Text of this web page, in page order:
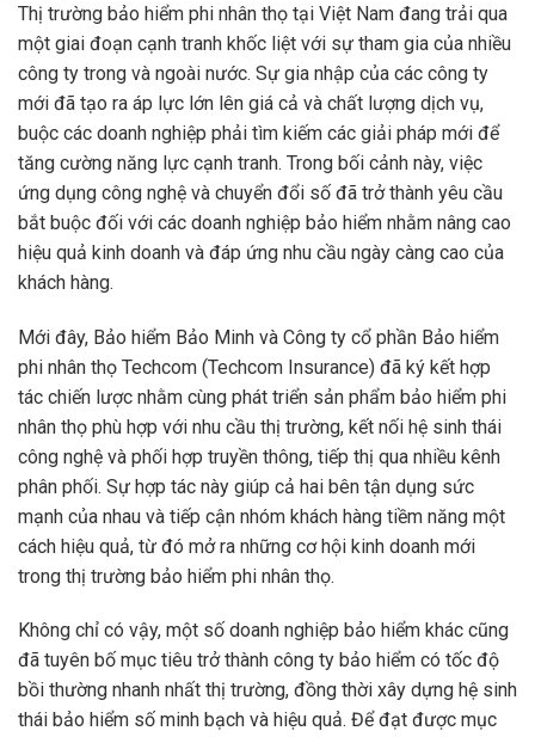
Thị trường bảo hiểm phi nhân thọ tại Việt Nam đang trải qua
một giai đoạn cạnh tranh khốc liệt với sự tham gia của nhiều
công ty trong và ngoài nước. Sự gia nhập của các công ty
mới đã tạo ra áp lực lớn lên giá cả và chất lượng dịch vụ,
buộc các doanh nghiệp phải tìm kiếm các giải pháp mới để
tăng cường năng lực cạnh tranh. Trong bối cảnh này, việc
ứng dụng công nghệ và chuyển đổi số đã trở thành yêu cầu
bắt buộc đối với các doanh nghiệp bảo hiểm nhằm nâng cao
hiệu quả kinh doanh và đáp ứng nhu cầu ngày càng cao của
khách hàng.
Mới đây, Bảo hiểm Bảo Minh và Công ty cổ phần Bảo hiểm
phi nhân thọ Techcom (Techcom Insurance) đã ký kết hợp
tác chiến lược nhằm cùng phát triển sản phẩm bảo hiểm phi
nhân thọ phù hợp với nhu cầu thị trường, kết nối hệ sinh thái
công nghệ và phối hợp truyền thông, tiếp thị qua nhiều kênh
phân phối. Sự hợp tác này giúp cả hai bên tận dụng sức
mạnh của nhau và tiếp cận nhóm khách hàng tiềm năng một
cách hiệu quả, từ đó mở ra những cơ hội kinh doanh mới
trong thị trường bảo hiểm phi nhân thọ.
Không chỉ có vậy, một số doanh nghiệp bảo hiểm khác cũng
đã tuyên bố mục tiêu trở thành công ty bảo hiểm có tốc độ
bồi thường nhanh nhất thị trường, đồng thời xây dựng hệ sinh
thái bảo hiểm số minh bạch và hiệu quả. Để đạt được mục